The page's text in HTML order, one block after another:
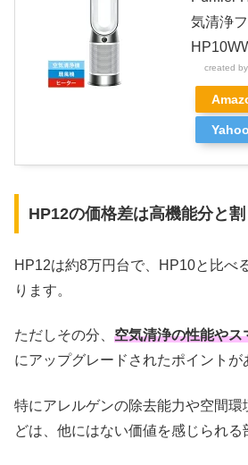
気清浄
created by
HP12の価格差は高機能分と割
HP12は約8万円台で、HP10と比べ
ります。
ただしその分、 空気清浄の性能やス
にアップグレードされたポイントが
特にアレルゲンの除去能力や空間環
どは、他にはない価値を感じられる